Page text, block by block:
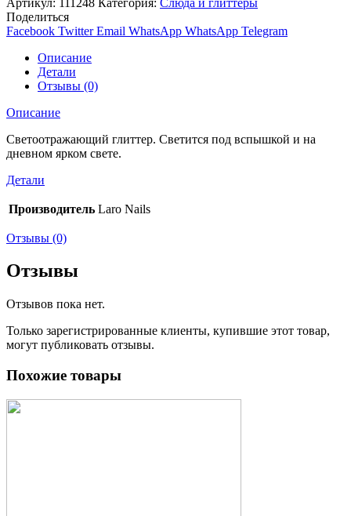
Поделиться
Facebook Twitter Email WhatsApp WhatsApp Telegram
Описание
Детали
Отзывы (0)
Описание
Светоотражающий глиттер. Светится под вспышкой и на
дневном ярком свете.
Детали
Производитель Laro Nails
Отзывы (0)
Отзывы
Отзывов пока нет.
Только зарегистрированные клиенты, купившие этот товар,
могут публиковать отзывы.
Похожие товары